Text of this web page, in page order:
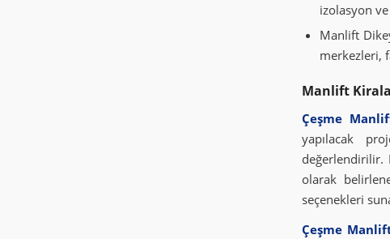
izolasyon
Manlift
merkezleri,
Manlift
Çeşme
yapılacak
değerlendirilir.
olarak
seçenekleri
Çeşme